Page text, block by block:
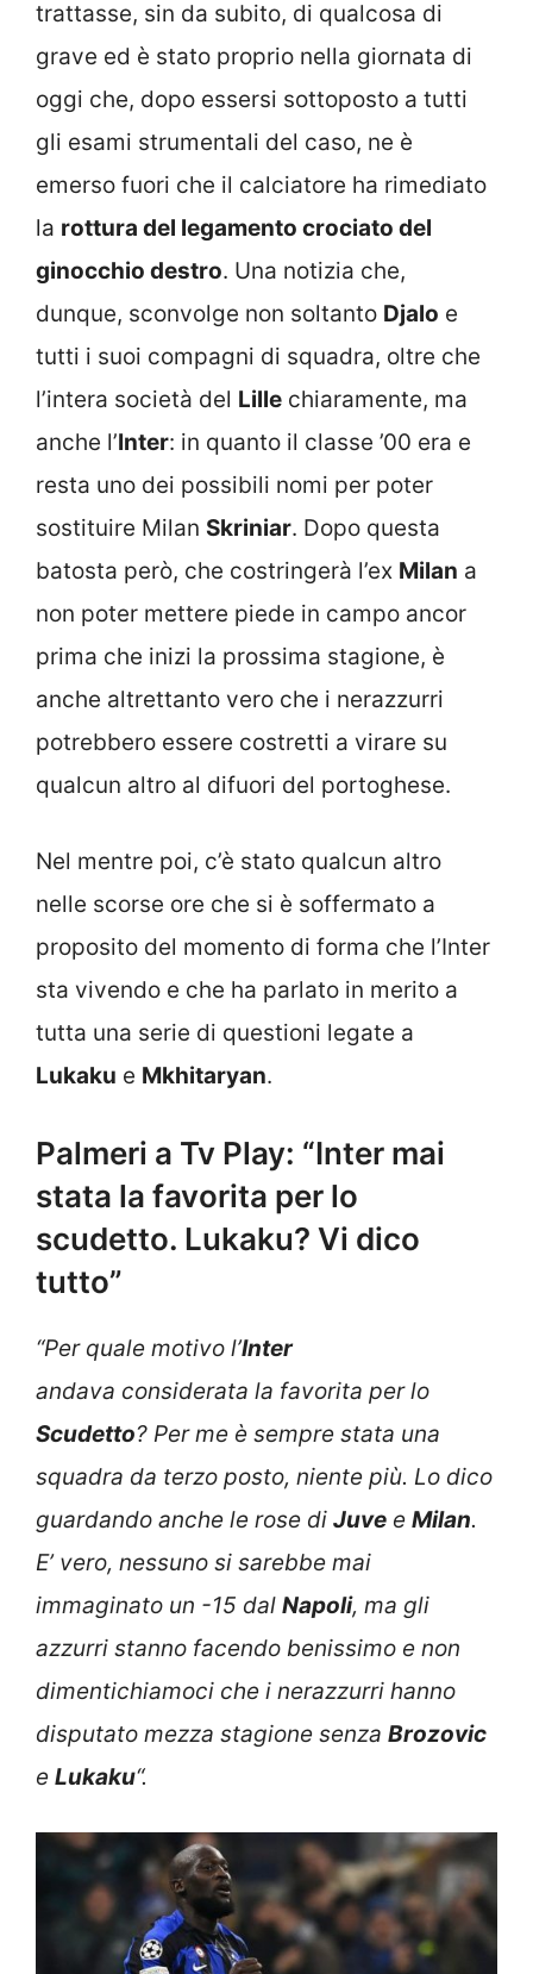
trattasse, sin da subito, di qualcosa di
grave ed è stato proprio nella giornata di
oggi che, dopo essersi sottoposto a tutti
gli esami strumentali del caso, ne è
emerso fuori che il calciatore ha rimediato
la rottura del legamento crociato del
ginocchio destro. Una notizia che,
dunque, sconvolge non soltanto Djalo e
tutti i suoi compagni di squadra, oltre che
l’intera società del Lille chiaramente, ma
anche l’Inter: in quanto il classe ’00 era e
resta uno dei possibili nomi per poter
sostituire Milan Skriniar. Dopo questa
batosta però, che costringerà l’ex Milan a
non poter mettere piede in campo ancor
prima che inizi la prossima stagione, è
anche altrettanto vero che i nerazzurri
potrebbero essere costretti a virare su
qualcun altro al difuori del portoghese.
Nel mentre poi, c’è stato qualcun altro
nelle scorse ore che si è soffermato a
proposito del momento di forma che l’Inter
sta vivendo e che ha parlato in merito a
tutta una serie di questioni legate a
Lukaku e Mkhitaryan.
Palmeri a Tv Play: “Inter mai
stata la favorita per lo
scudetto. Lukaku? Vi dico
tutto”
“Per quale motivo l’Inter
andava considerata la favorita per lo
Scudetto? Per me è sempre stata una
squadra da terzo posto, niente più. Lo dico
guardando anche le rose di Juve e Milan.
E’ vero, nessuno si sarebbe mai
immaginato un -15 dal Napoli, ma gli
azzurri stanno facendo benissimo e non
dimentichiamoci che i nerazzurri hanno
disputato mezza stagione senza Brozovic
e Lukaku“.